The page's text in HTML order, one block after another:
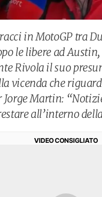
in MotoGP tra
le libere ad Austin,
Rivola il suo
vicenda che
Jorge Martin:
all’interno
VIDEO CONSIGLIATO